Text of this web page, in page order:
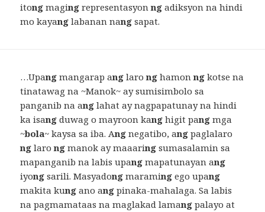
itong maging representasyonng adiksyon na hindi
mo kayang labanan nang sapat.
…Upang mangarap ang larong hamonng kotse na
tinatawag na ~Manok~ ay sumisimbolo sa
panganib na ang lahat ay nagpapatunay na hindi
ka isang duwag o mayroon kang higit pang mga
~bola~ kaysa sa iba. Ang negatibo, ang paglalaro
ng larong manok ay maaaring sumasalamin sa
mapanganib na labis upang mapatunayan ang
iyong sarili. Masyadong maraming ego upang
makita kung ano ang pinaka-mahalaga. Sa labis
na pagmamataas na maglakad lamang palayo at